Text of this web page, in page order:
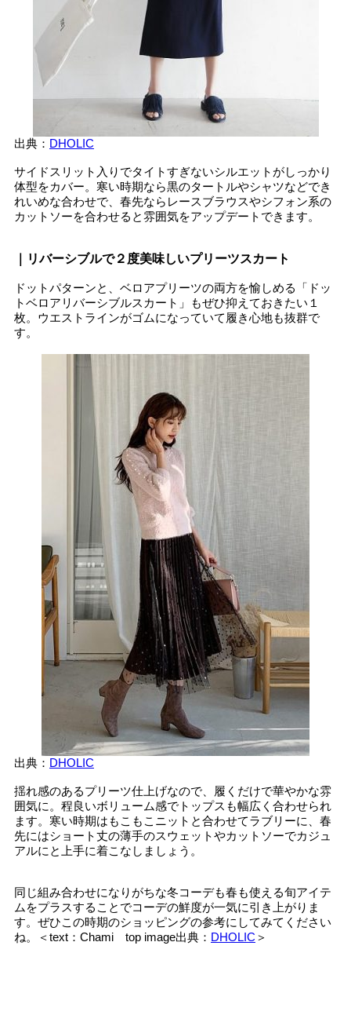
出典： DHOLIC
サイドスリット入りでタイトすぎないシルエットがしっかり
体型をカバー。寒い時期なら黒のタートルやシャツなどでき
れいめな合わせで、春先ならレースブラウスやシフォン系の
カットソーを合わせると雰囲気をアップデートできます。
｜リバーシブルで２度美味しいプリーツスカート
ドットパターンと、ベロアプリーツの両方を愉しめる「ドッ
トベロアリバーシブルスカート」もぜひ抑えておきたい１
枚。ウエストラインがゴムになっていて履き心地も抜群で
す。
出典： DHOLIC
揺れ感のあるプリーツ仕上げなので、履くだけで華やかな雰
囲気に。程良いボリューム感でトップスも幅広く合わせられ
ます。寒い時期はもこもこニットと合わせてラブリーに、春
先にはショート丈の薄手のスウェットやカットソーでカジュ
アルにと上手に着こなしましょう。
同じ組み合わせになりがちな冬コーデも春も使える旬アイテ
ムをプラスすることでコーデの鮮度が一気に引き上がりま
す。ぜひこの時期のショッピングの参考にしてみてください
ね。＜text：Chami top image出典： DHOLIC ＞